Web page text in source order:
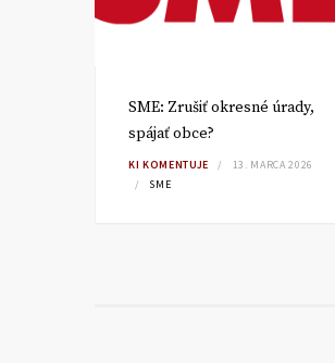
SME: Zrušiť okresné úrady,
spájať obce?
KI KOMENTUJE
13. MARCA 2026
SME